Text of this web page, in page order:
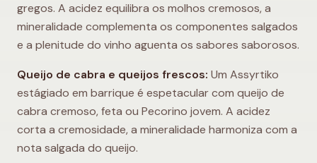
gregos. A acidez equilibra os molhos cremosos, a
mineralidade complementa os componentes salgados
e a plenitude do vinho aguenta os sabores saborosos.
Queijo de cabra e queijos frescos: Um Assyrtiko
estágiado em barrique é espetacular com queijo de
cabra cremoso, feta ou Pecorino jovem. A acidez
corta a cremosidade, a mineralidade harmoniza com a
nota salgada do queijo.